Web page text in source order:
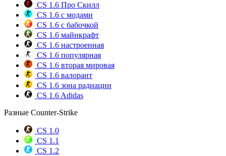
CS 1.6 Про Скилл
CS 1.6 с модами
CS 1.6 с бабочкой
CS 1.6 майнкрафт
CS 1.6 настроенная
CS 1.6 популярная
CS 1.6 вторая мировая
CS 1.6 валорант
CS 1.6 зона радиации
CS 1.6 Adidas
Разные Counter-Strike
CS 1.0
CS 1.1
CS 1.2